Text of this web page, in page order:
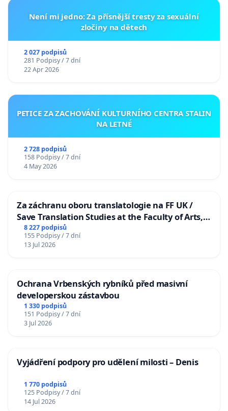
Není mi jedno: Za přísnější tresty za sexuální
zločiny na dětech
2 027 podpisů
281 Podpisy / 7 dní
22 Apr 2026
PETICE ZA ZACHOVÁNÍ KULTURNÍHO CENTRA STALIN
NA LETNÉ
2 728 podpisů
158 Podpisy / 7 dní
4 May 2026
Za záchranu oboru translatologie na FF UK /
Save Translation Studies at the Faculty of Arts,
Charles University
8 227 podpisů
155 Podpisy / 7 dní
13 Jul 2026
Ochrana Vrbenských rybníků před masivní
developerskou zástavbou
1 330 podpisů
151 Podpisy / 7 dní
3 Jul 2026
Vyjádření podpory pro udělení milosti – Denis
1 770 podpisů
125 Podpisy / 7 dní
14 Jul 2026